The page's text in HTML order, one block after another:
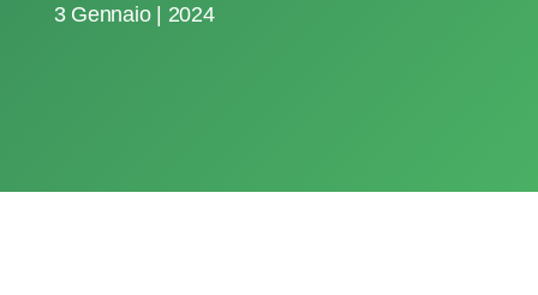
3 Gennaio | 2024